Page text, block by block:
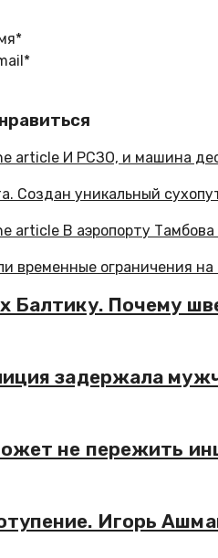
Создан уникальный
временные ограничения
Балтику. Почему
задержала
не пережить
Игорь